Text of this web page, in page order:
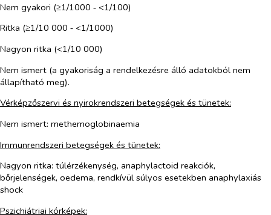
Nem gyakori (≥1/1000 ‑ <1/100)
Ritka (≥1/10 000 ‑ <1/1000)
Nagyon ritka (<1/10 000)
Nem ismert (a gyakoriság a rendelkezésre álló adatokból nem
állapítható meg).
Vérképzőszervi és nyirokrendszeri betegségek és tünetek:
Nem ismert: methemoglobinaemia
Immunrendszeri betegségek és tünetek:
Nagyon ritka: túlérzékenység, anaphylactoid reakciók,
bőrjelenségek, oedema, rendkívül súlyos esetekben anaphylaxiás
shock
Pszichiátriai kórképek: